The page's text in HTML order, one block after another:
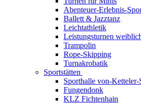
Abenteuer-Erlebnis-
Ballett & Jazztanz
Leichtathletik
Leistungsturnen
Trampolin
Rope-Skipping
Turnakrobatik
Sportstätten
Sporthalle von-Ketteler-
Fungendonk
KLZ Fichtenhain